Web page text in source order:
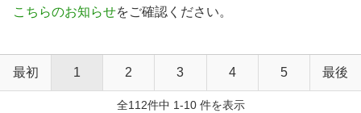
こちらのお知らせをご確認ください。
最初 1 2 3 4 5 最後
全112件中 1-10 件を表示